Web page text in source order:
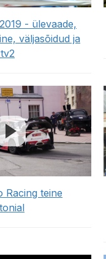
- ülevaade,
väljasõidud ja
Racing teine